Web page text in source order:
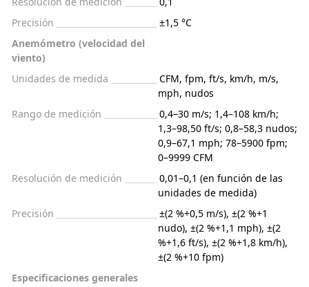
Precisión
±1,5 °C
Anemómetro (velocidad del
viento)
Unidades de medida
CFM, fpm, ft/s, km/h, m/s,
mph, nudos
Rango de medición
0,4–30 m/s; 1,4–108 km/h;
1,3–98,50 ft/s; 0,8–58,3 nudos;
0,9–67,1 mph; 78–5900 fpm;
0–9999 CFM
Resolución de medición
0,01–0,1 (en función de las
unidades de medida)
Precisión
±(2 %+0,5 m/s), ±(2 %+1
nudo), ±(2 %+1,1 mph), ±(2
%+1,6 ft/s), ±(2 %+1,8 km/h),
±(2 %+10 fpm)
Especificaciones generales